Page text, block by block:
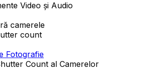
Video și Audio
camerele
count
Fotografie
Count al Camerelor